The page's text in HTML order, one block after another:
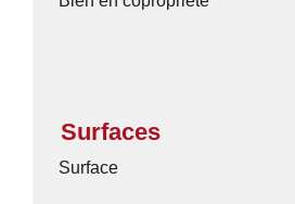
Surfaces
Surface